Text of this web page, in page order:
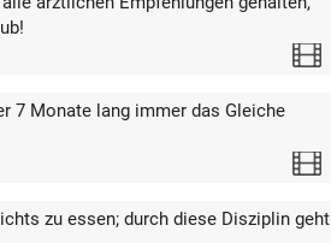
7 Monate lang immer das Gleiche
zu essen; durch diese Disziplin geht